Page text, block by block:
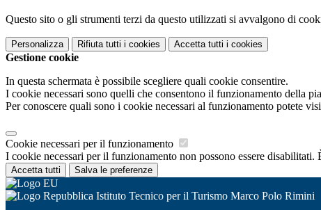
Questo sito o gli strumenti terzi da questo utilizzati si avvalgono di
Personalizza Rifiuta tutti i cookies Accetta tutti i cookies
Gestione cookie
In questa schermata è possibile scegliere quali cookie consentire.
I cookie necessari sono quelli che consentono il funzionamento della
Per conoscere quali sono i cookie necessari al funzionamento potete
Cookie necessari per il funzionamento
I cookie necessari per il funzionamento non possono essere
Accetta tutti Salva le preferenze
Istituto Tecnico per il Turismo Marco Polo Rimini